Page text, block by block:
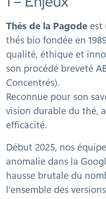
Thés de la Pagode est
thés bio fondée en
qualité, éthique et
son procédé breveté
Concentrés).
Reconnue pour son
vision durable du thé,
efficacité.
Début 2025, nos
anomalie dans la
hausse brutale du
l’ensemble des